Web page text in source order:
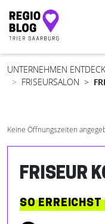
Hauptnavigation
UNTERNEHMEN
FRISEURSALON
Keine Öffnungszeiten
FRISEUR
SO ERREICHST